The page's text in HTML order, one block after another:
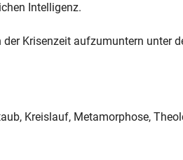
Intelligenz.
Krisenzeit aufzumuntern unter
Kreislauf, Metamorphose,